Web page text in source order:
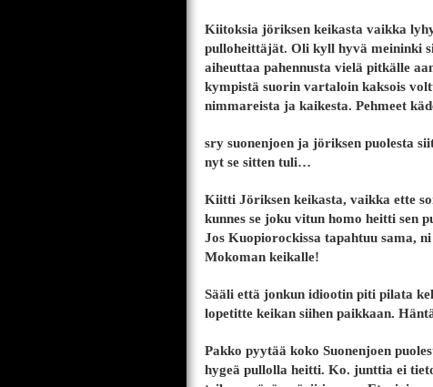
Kiitoksia jöriksen keikasta vaikka
pulloheittäjät. Oli kyll hyvä meininki
aiheuttaa pahennusta vielä pitkälle
kympistä suorin vartaloin kaksois
nimmareista ja kaikesta. Pehmeet
sry suonenjoen ja jöriksen puolesta
nyt se sitten tuli…
Kiitti Jöriksen keikasta, vaikka ette
kunnes se joku vitun homo heitti sen
Jos Kuopiorockissa tapahtuu sama,
Mokoman keikalle!
Sääli että jonkun idiootin piti pilata
lopetitte keikan siihen paikkaan.
Pakko pyytää koko Suonenjoen
hygeä pullolla heitti. Ko. junttia ei